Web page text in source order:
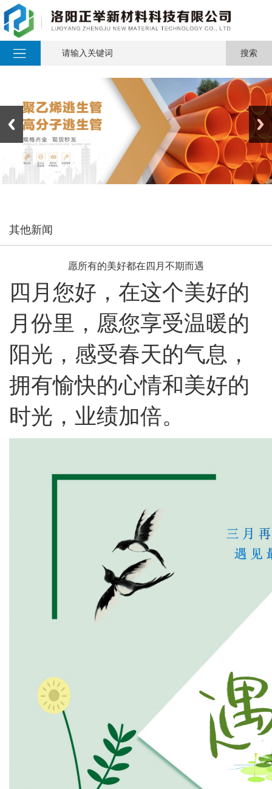
其他新闻
愿所有的美好都在四月不期而遇
四月您好，在这个美好的
月份里，愿您享受温暖的
阳光，感受春天的气息，
拥有愉快的心情和美好的
时光，业绩加倍。